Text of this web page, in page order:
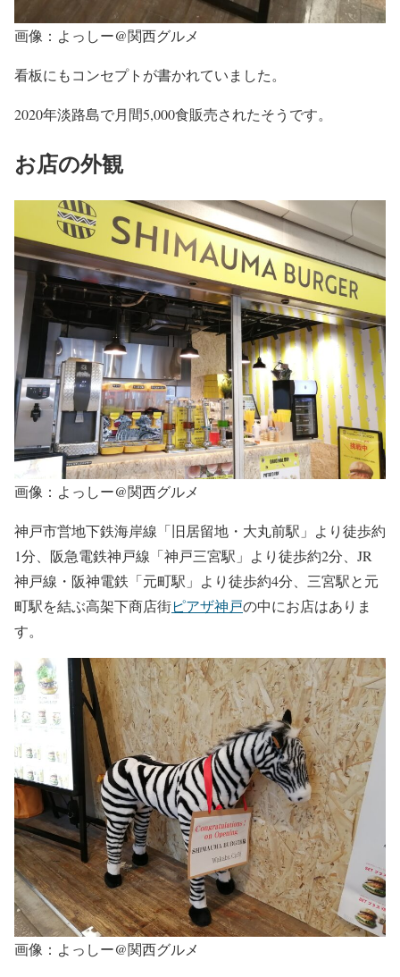
画像：よっしー@関西グルメ
看板にもコンセプトが書かれていました。
2020年淡路島で月間5,000食販売されたそうです。
お店の外観
画像：よっしー@関西グルメ
神戸市営地下鉄海岸線「旧居留地・大丸前駅」より徒歩約
1分、阪急電鉄神戸線「神戸三宮駅」より徒歩約2分、JR
神戸線・阪神電鉄「元町駅」より徒歩約4分、三宮駅と元
町駅を結ぶ高架下商店街ピアザ神戸の中にお店はありま
す。
画像：よっしー@関西グルメ